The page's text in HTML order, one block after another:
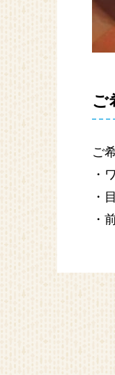
ご
ご
・
・
・